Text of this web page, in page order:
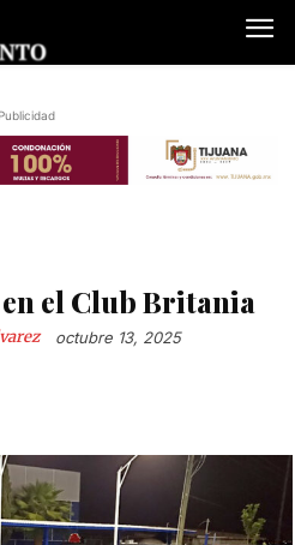
Publicidad
el Club Britania
octubre 13, 2025